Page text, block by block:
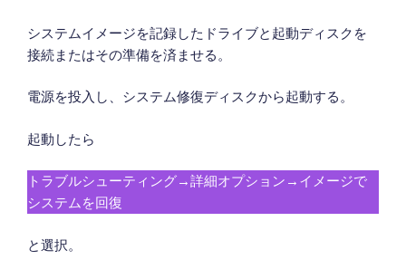
システムイメージを記録したドライブと起動ディスクを
接続またはその準備を済ませる。
電源を投入し、システム修復ディスクから起動する。
起動したら
トラブルシューティング→詳細オプション→イメージで
システムを回復
と選択。